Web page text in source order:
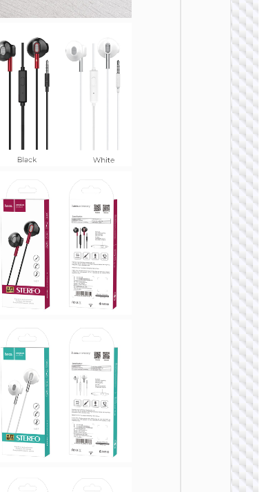
无线耳
W51 佳
无线头
式耳机
无线耳
W50 萌
无线头
式耳机